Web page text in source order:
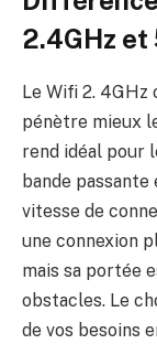
2.4GHz et
Le Wifi 2.
pénètre mieux
rend idéal pour
bande
vitesse de
une connexion
mais sa portée
obstacles. Le
de vos besoins